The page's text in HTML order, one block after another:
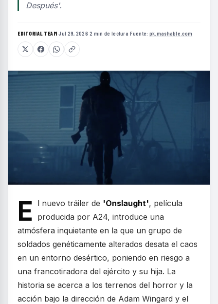
Después'.
EDITORIAL TEAM·Jul 29, 2026·2 min de lectura·Fuente: pk.mashable.com
E l nuevo tráiler de 'Onslaught', película
producida por A24, introduce una
atmósfera inquietante en la que un grupo de
soldados genéticamente alterados desata el caos
en un entorno desértico, poniendo en riesgo a
una francotiradora del ejército y su hija. La
historia se acerca a los terrenos del horror y la
acción bajo la dirección de Adam Wingard y el